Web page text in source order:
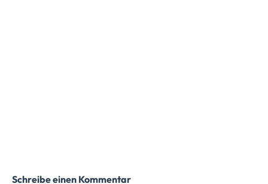
Schreibe einen Kommentar